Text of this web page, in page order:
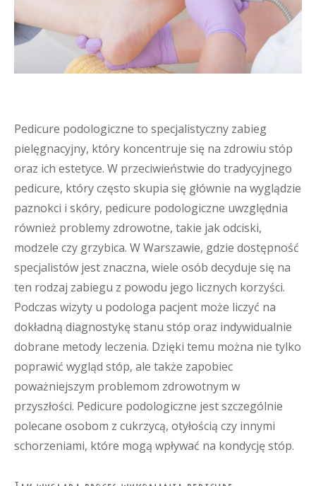
Pedicure podologiczne to specjalistyczny zabieg
pielęgnacyjny, który koncentruje się na zdrowiu stóp
oraz ich estetyce. W przeciwieństwie do tradycyjnego
pedicure, który często skupia się głównie na wyglądzie
paznokci i skóry, pedicure podologiczne uwzględnia
również problemy zdrowotne, takie jak odciski,
modzele czy grzybica. W Warszawie, gdzie dostępność
specjalistów jest znaczna, wiele osób decyduje się na
ten rodzaj zabiegu z powodu jego licznych korzyści.
Podczas wizyty u podologa pacjent może liczyć na
dokładną diagnostykę stanu stóp oraz indywidualnie
dobrane metody leczenia. Dzięki temu można nie tylko
poprawić wygląd stóp, ale także zapobiec
poważniejszym problemom zdrowotnym w
przyszłości. Pedicure podologiczne jest szczególnie
polecane osobom z cukrzycą, otyłością czy innymi
schorzeniami, które mogą wpływać na kondycję stóp.